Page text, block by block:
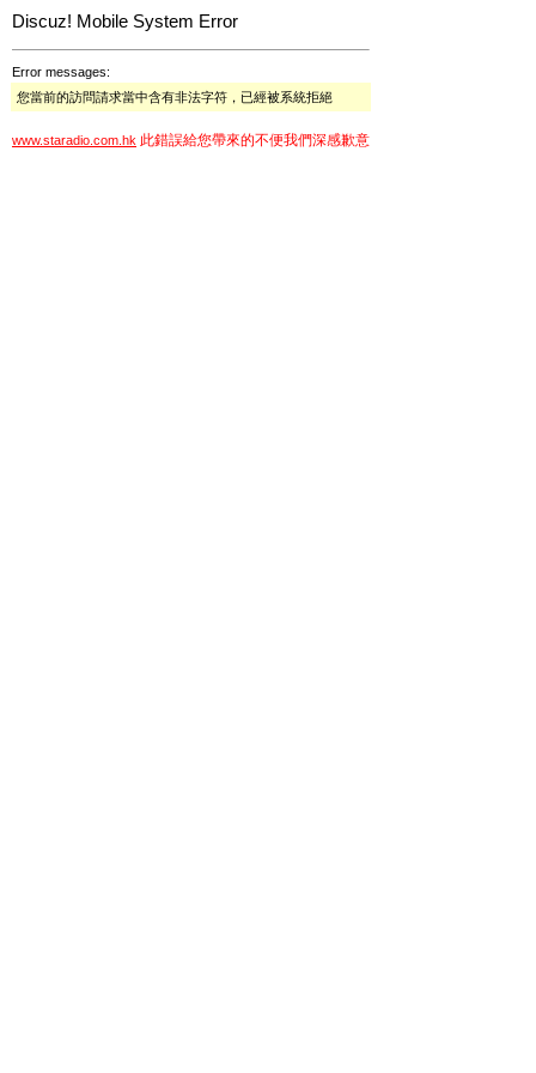
Discuz! Mobile System Error
Error messages:
您當前的訪問請求當中含有非法字符，已經被系統拒絕
www.staradio.com.hk 此錯誤給您帶來的不便我們深感歉意